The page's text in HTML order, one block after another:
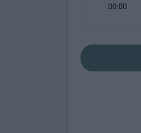
00:00